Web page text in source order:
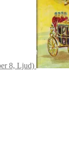
8, Ljud)